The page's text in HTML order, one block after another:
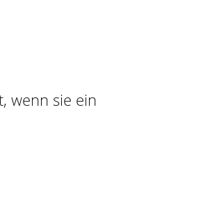
wenn sie ein